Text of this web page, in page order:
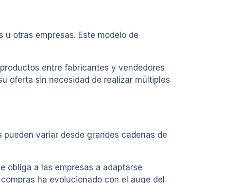
otras empresas. Este modelo de
entre fabricantes y vendedores
oferta sin necesidad de realizar múltiples
variar desde grandes cadenas de
obliga a las empresas a adaptarse
ha evolucionado con el auge del